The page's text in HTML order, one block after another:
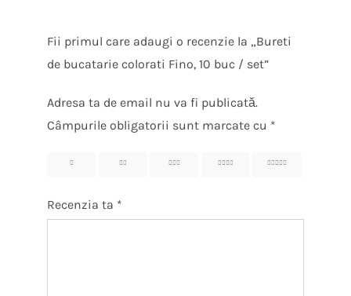
Fii primul care adaugi o recenzie la „Bureti
de bucatarie colorati Fino, 10 buc / set”
Adresa ta de email nu va fi publicată.
Câmpurile obligatorii sunt marcate cu *
Recenzia ta *